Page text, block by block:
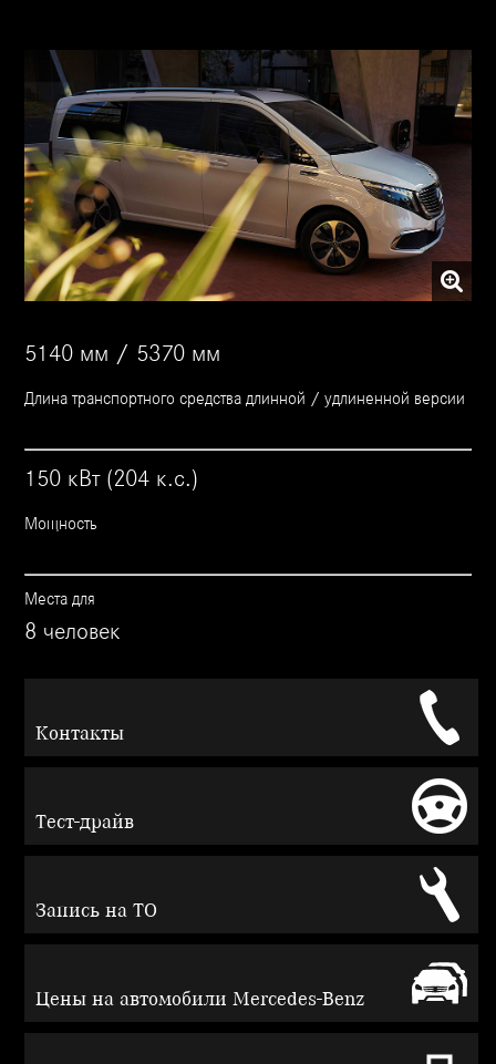
5140 мм / 5370 мм
Длина транспортного средства длинной / удлиненной версии
150 кВт (204 к.с.)
Мощность
Места для
8 человек
Контакты
Тест-драйв
Запись на ТО
Цены на автомобили Mercedes-Benz